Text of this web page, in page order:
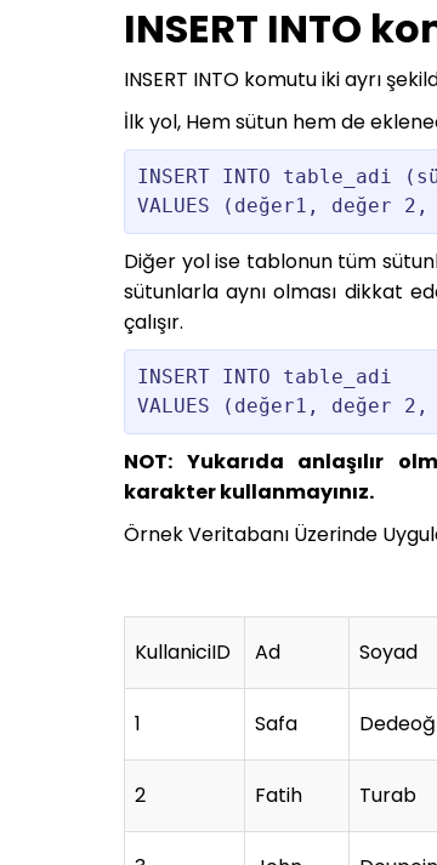
INSERT INTO
INSERT INTO komutu iki ayrı
İlk yol, Hem sütun hem de
INSERT INTO table_adi
VALUES (değer1, değer
Diğer yol ise tablonun tüm
sütunlarla aynı olması dikkat
çalışır.
INSERT INTO table_adi
VALUES (değer1, değer
NOT: Yukarıda anlaşılır
karakter kullanmayınız.
Örnek Veritabanı Üzerinde
KullaniciID Ad Soyad
1 Safa
2 Fatih Turab